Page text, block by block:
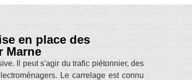
en place des
Marne
Il peut s'agir du trafic piétonnier, des
Le carrelage est connu